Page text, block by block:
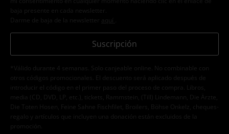
baja presente en cada newsletter.
Darme de baja de la newsletter
aquí
Suscripción
*Válido durante 4 semanas. Solo canjeable online. No combinable con
otros códigos promocionales. El descuento será aplicado después de
introducir el código en el primer paso del proceso de compra. Libros,
media (CD, DVD, LP, etc.), tickets, Rammstein, (Till) Lindemann, Die Ärzte,
Die Toten Hosen, Feine Sahne Fischfilet, Broilers, Böhse Onkelz, cheques-
regalo y artículos que incluyen una donación están excluidos de la
promoción.